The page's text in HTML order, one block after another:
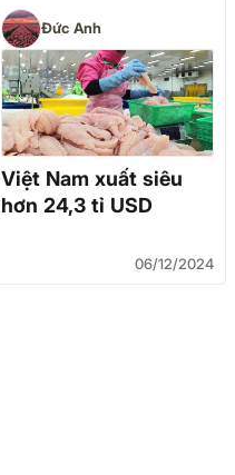
Đức Anh
Việt Nam xuất siêu
hơn 24,3 tỉ USD
06/12/2024